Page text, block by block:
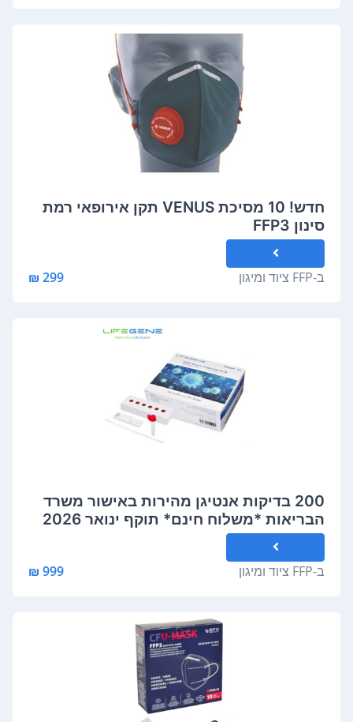
חדש! 10 מסיכת VENUS תקן אירופאי רמת
סינון FFP3
ב-FFP ציוד ומיגון 299 ₪
200 בדיקות אנטיגן מהירות באישור משרד
הבריאות *משלוח חינם* תוקף ינואר 2026
ב-FFP ציוד ומיגון 999 ₪